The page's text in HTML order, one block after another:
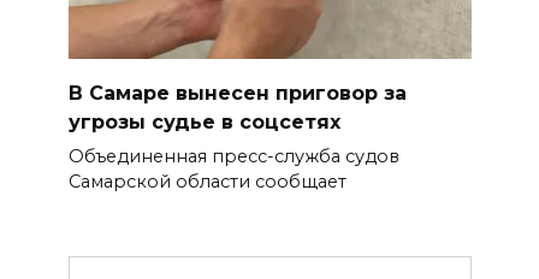
В Самаре вынесен приговор за
угрозы судье в соцсетях
Объединенная пресс-служба судов
Самарской области сообщает